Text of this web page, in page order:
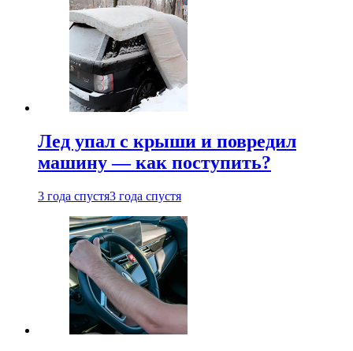
Лед упал с крыши и повредил
машину — как поступить?
3 года спустя3 года спустя